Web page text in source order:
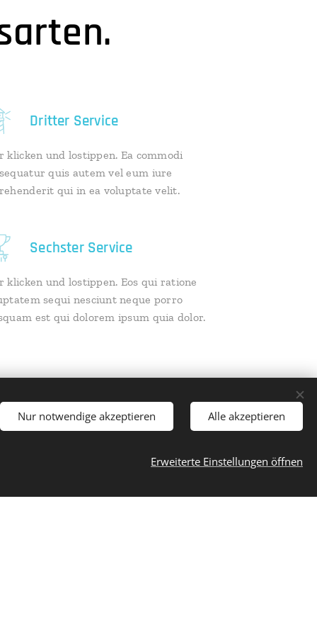
Dritter Service
klicken und lostippen. Ea commodi
quis autem vel eum iure
qui in ea voluptate velit.
Sechster Service
klicken und lostippen. Eos qui ratione
sequi nesciunt neque porro
est qui dolorem ipsum quia dolor.
- Praxis für
Sprachen
Nur notwendige akzeptieren Alle akzeptieren
Erweiterte Einstellungen öffnen